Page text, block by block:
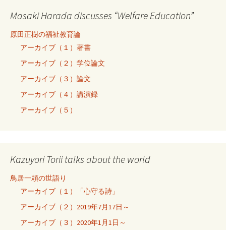
Masaki Harada discusses “Welfare Education”
原田正樹の福祉教育論
アーカイブ（１）著書
アーカイブ（２）学位論文
アーカイブ（３）論文
アーカイブ（４）講演録
アーカイブ（５）
Kazuyori Torii talks about the world
鳥居一頼の世語り
アーカイブ（１）「心守る詩」
アーカイブ（２）2019年7月17日～
アーカイブ（３）2020年1月1日～